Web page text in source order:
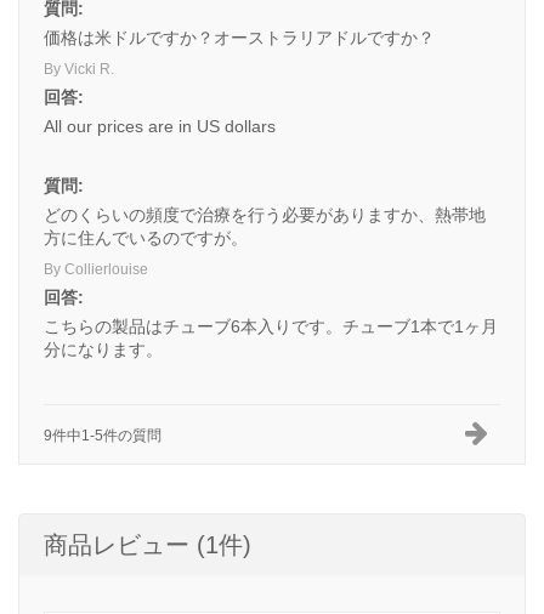
質問:
価格は米ドルですか？オーストラリアドルですか？
By Vicki R.
回答:
All our prices are in US dollars
質問:
どのくらいの頻度で治療を行う必要がありますか、熱帯地
方に住んでいるのですが。
By Collierlouise
回答:
こちらの製品はチューブ6本入りです。チューブ1本で1ヶ月
分になります。
9件中1-5件の質問
商品レビュー (1件)